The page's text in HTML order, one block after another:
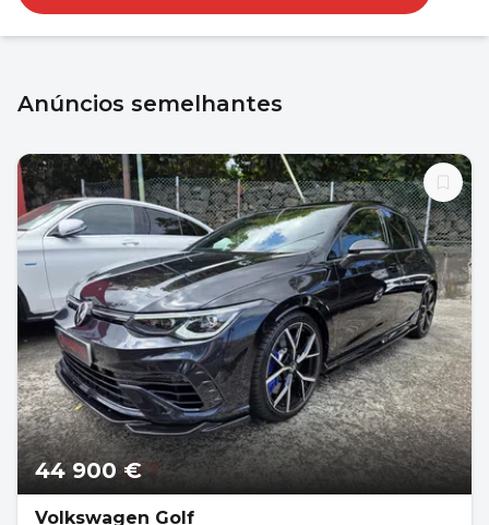
Anúncios semelhantes
44 900 €
Volkswagen Golf